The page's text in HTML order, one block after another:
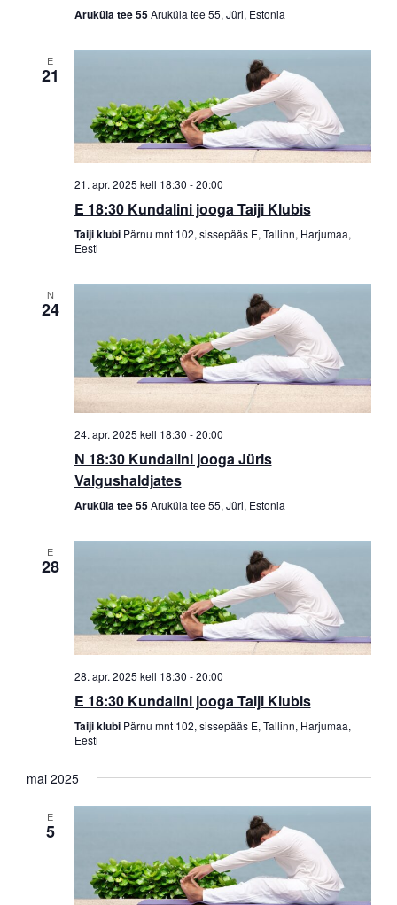
Aruküla tee 55Aruküla tee 55, Jüri, Estonia
E
21
21. apr. 2025 kell 18:30 -20:00
E 18:30 Kundalini jooga Taiji Klubis
Taiji klubi Pärnu mnt 102, sissepääs E, Tallinn, Harjumaa,
Eesti
N
24
24. apr. 2025 kell 18:30 -20:00
N 18:30 Kundalini jooga Jüris
Valgushaldjates
Aruküla tee 55Aruküla tee 55, Jüri, Estonia
E
28
28. apr. 2025 kell 18:30 -20:00
E 18:30 Kundalini jooga Taiji Klubis
Taiji klubi Pärnu mnt 102, sissepääs E, Tallinn, Harjumaa,
Eesti
mai 2025
E
5